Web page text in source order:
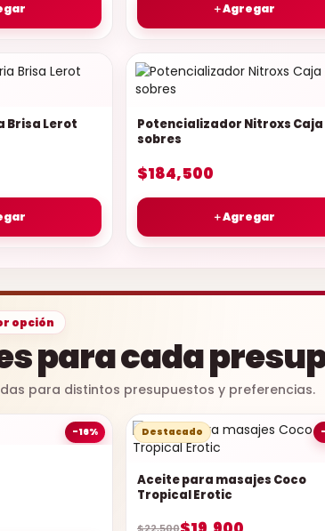
＋Agregar
Brisa Lerot
Potencializador Nitroxs Caja
sobres
$184,500
＋Agregar
opción
para cada
para distintos presupuestos y preferencias.
-16% Destacado
Aceite para masajes Coco
Tropical Erotic